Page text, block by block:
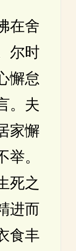
在舍
尔时
懈怠
。夫
家懈
。
死之
进而
食丰